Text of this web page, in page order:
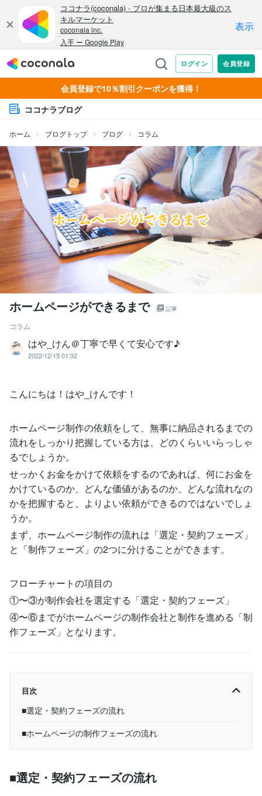
会員登録で10％割引クーポンを獲得！
ココナラブログ
ホーム ブログトップ ブログ コラム
ホームページができるまで 記事
コラム
はや_けん＠丁寧で早くて安心です♪
2022/12/15 01:32
こんにちは！はや_けんです！
ホームページ制作の依頼をして、無事に納品されるまでの
流れをしっかり把握している方は、どのくらいいらっしゃ
るでしょうか。
せっかくお金をかけて依頼をするのであれば、何にお金を
かけているのか、どんな価値があるのか、どんな流れなの
かを把握すると、よりよい依頼ができるのではないでしょ
うか。
まず、ホームページ制作の流れは「選定・契約フェーズ」
と「制作フェーズ」の2つに分けることができます。
フローチャートの項目の
①〜③が制作会社を選定する「選定・契約フェーズ」
④〜⑥までがホームページの制作会社と制作を進める「制
作フェーズ」となります。
目次
■選定・契約フェーズの流れ
■ホームページの制作フェーズの流れ
■選定・契約フェーズの流れ